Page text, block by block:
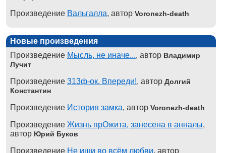
Произведение Вальгалла, автор Voronezh-death
Новые произведения
Произведение Мысль, не иначе..., автор Владимир
Лучит
Произведение 313ф-ок. Впереди!, автор Долгий
Константин
Произведение История замка, автор Voronezh-death
Произведение Жизнь прОжита, занесена в анналы,
автор Юрий Буков
Произведение Не ищи во всём любви, автор